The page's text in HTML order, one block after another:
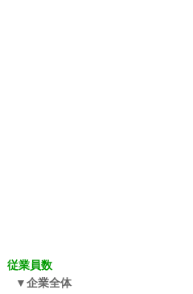
従業員数
企業全体